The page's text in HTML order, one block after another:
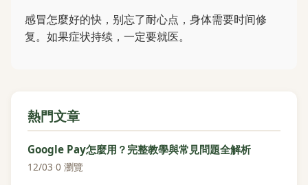
感冒怎麼好的快，别忘了耐心点，身体需要时间修
复。如果症状持续，一定要就医。
熱門文章
Google Pay怎麼用？完整教學與常見問題全解析
12/03·0 瀏覽